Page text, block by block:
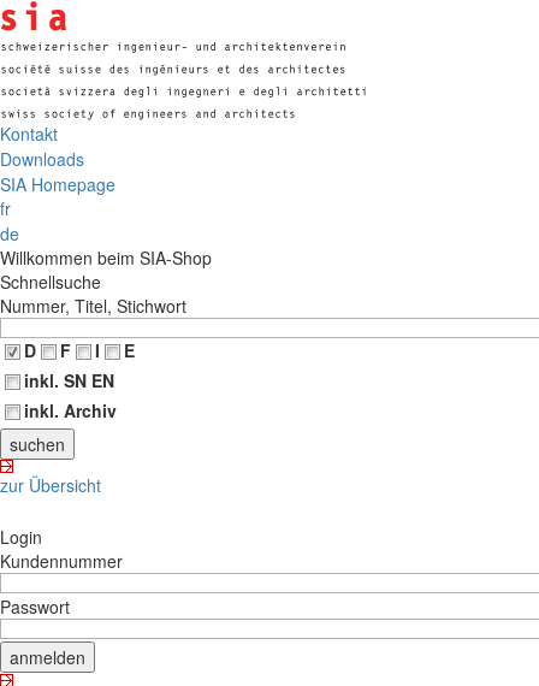
Kontakt
Downloads
SIA Homepage
fr
de
Willkommen beim SIA-Shop
Schnellsuche
Nummer, Titel, Stichwort
D
F I
E
inkl. SN EN
inkl. Archiv
zur Übersicht
Login
Kundennummer
Passwort